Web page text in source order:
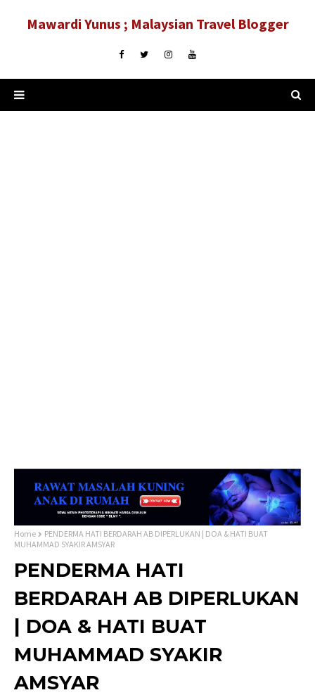
Mawardi Yunus ; Malaysian Travel Blogger
Home
PENDERMA HATI BERDARAH AB DIPERLUKAN | DOA & HATI BUAT
MUHAMMAD SYAKIR AMSYAR
PENDERMA HATI
BERDARAH AB DIPERLUKAN
| DOA & HATI BUAT
MUHAMMAD SYAKIR
AMSYAR